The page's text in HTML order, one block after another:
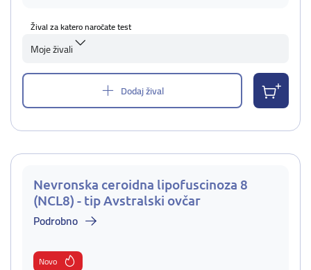
Žival za katero naročate test
Moje živali
Dodaj žival
Nevronska ceroidna lipofuscinoza 8
(NCL8) - tip Avstralski ovčar
Podrobno
Novo